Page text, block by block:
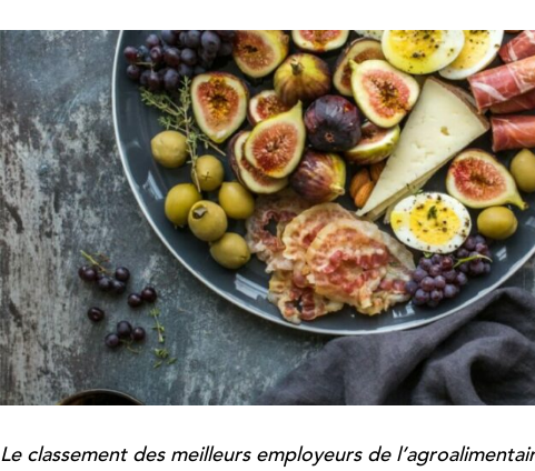
Le classement des meilleurs employeurs de